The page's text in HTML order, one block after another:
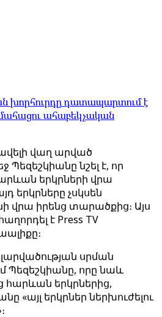
խորհուրդը դատապարտում է
ահաբեկչական
վաղ արված
Պեզեշկիանը նշել է, որ
երկրների վրա
երկրները չսկսեն
վրա իրենց տարածքից։ Այս
է Press TV
սրման
Պեզեշկիանը, որը նաև
հարևան երկրներից,
«այլ երկրներ ներխուժելու